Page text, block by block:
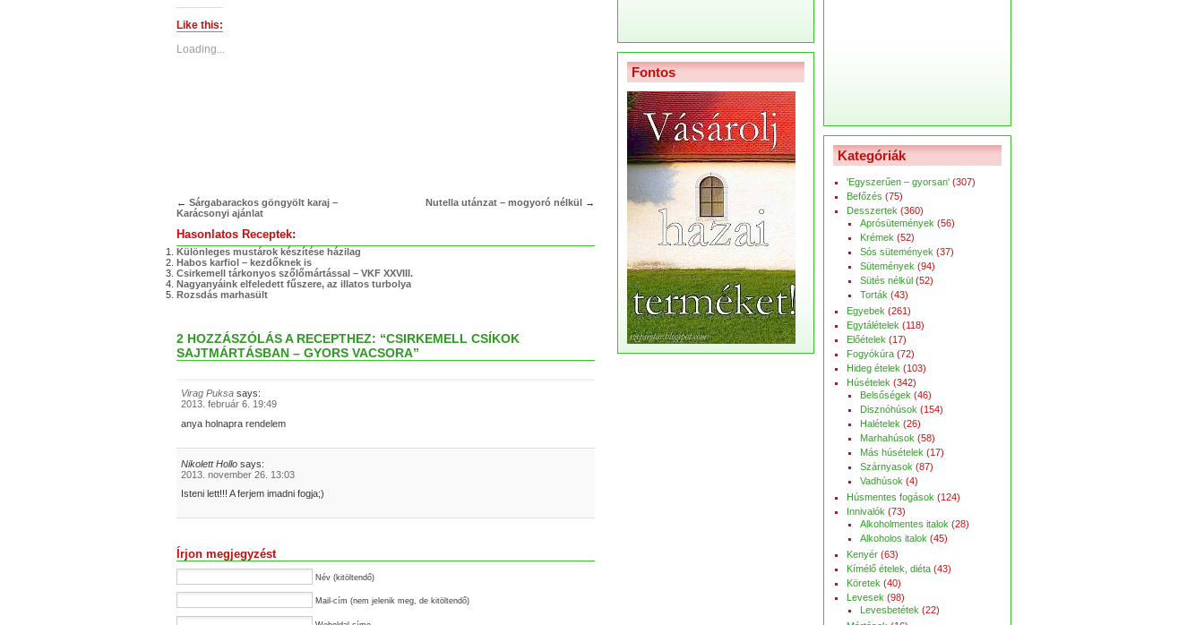
(Opens
in
new
Like this:
Loading...
← Sárgabarackos göngyölt karaj –
Karácsonyi ajánlat
Nutella utánzat – mogyoró nélkül →
Hasonlatos Receptek:
Különleges mustárok készítése házilag
Habos karfiol – kezdőknek is
Csirkemell tárkonyos szőlőmártással – VKF XXVIII.
Nagyanyáink elfeledett fűszere, az illatos turbolya
Rozsdás marhasült
2 HOZZÁSZÓLÁS A RECEPTHEZ: “CSIRKEMELL CSÍKOK
SAJTMÁRTÁSBAN – GYORS VACSORA”
Virag Puksa says:
2013. február 6. 19:49
anya holnapra rendelem
Nikolett Hollo says:
2013. november 26. 13:03
Isteni lett!!! A ferjem imadni fogja;)
Írjon megjegyzést
Név (kitöltendő)
Mail-cím (nem jelenik meg, de kitöltendő)
Fontos
Kategóriák
'Egyszerűen – gyorsan' (307)
Befőzés (75)
Desszertek (360)
Aprósütemények (56)
Krémek (52)
Sós sütemények (37)
Sütemények (94)
Sütés nélkül (52)
Torták (43)
Egyebek (261)
Egytálételek (118)
Előételek (17)
Fogyókúra (72)
Hideg ételek (103)
Húsételek (342)
Belsőségek (46)
Disznóhúsok (154)
Halételek (26)
Marhahúsok (58)
Más húsételek (17)
Szárnyasok (87)
Vadhúsok (4)
Húsmentes fogások (124)
Innivalók (73)
Alkoholmentes italok (28)
Alkoholos italok (45)
Kenyér (63)
Kímélő ételek, diéta (43)
Köretek (40)
Levesek (98)
Levesbetétek (22)